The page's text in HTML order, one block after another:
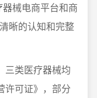
械电商平台和商
晰的认知和完整
三类医疗器械均
许可证》，部分